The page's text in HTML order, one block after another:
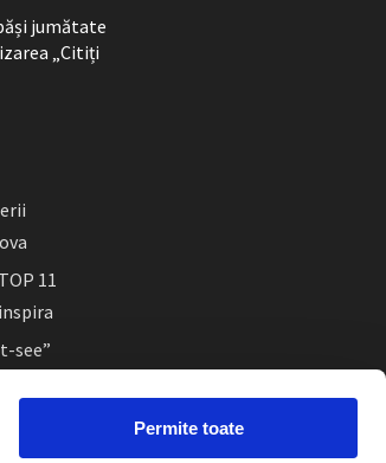
Permite toate
jumătate
„Citiți
11
see”